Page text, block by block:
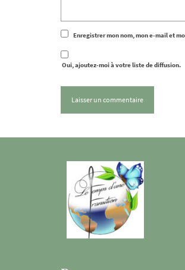
Enregistrer mon nom, mon e-mail et
Oui, ajoutez-moi à votre liste de diffusion.